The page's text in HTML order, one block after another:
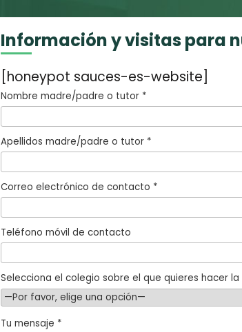
Información y visitas para
[honeypot sauces-es-website]
Nombre madre/padre o tutor *
Apellidos madre/padre o tutor *
Correo electrónico de contacto *
Teléfono móvil de contacto
Selecciona el colegio sobre el que quieres hacer
Tu mensaje *